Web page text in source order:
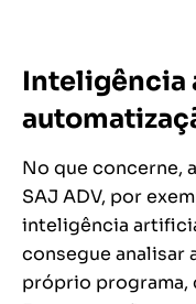
Inteligência
No que concerne,
SAJ ADV, por
inteligência
consegue analisar
próprio programa,